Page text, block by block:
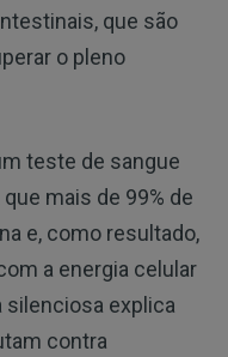
que são
o pleno
teste de sangue
mais de 99% de
e, como resultado,
a energia celular
silenciosa explica
contra